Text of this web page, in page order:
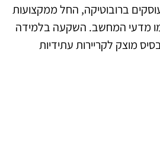
ברובוטיקה, החל ממקצועות
מדעי המחשב. השקעה בלמידה
מוצק לקריירות עתידיות